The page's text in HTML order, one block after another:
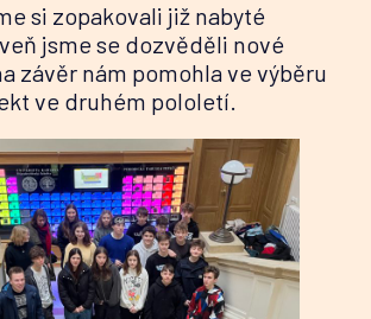
si zopakovali již nabyté
jsme se dozvěděli nové
závěr nám pomohla ve výběru
ve druhém pololetí.